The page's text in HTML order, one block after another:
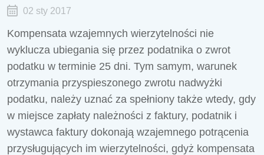
02 sty 2017
Kompensata wzajemnych wierzytelności nie
wyklucza ubiegania się przez podatnika o zwrot
podatku w terminie 25 dni. Tym samym, warunek
otrzymania przyspieszonego zwrotu nadwyżki
podatku, należy uznać za spełniony także wtedy, gdy
w miejsce zapłaty należności z faktury, podatnik i
wystawca faktury dokonają wzajemnego potrącenia
przysługujących im wierzytelności, gdyż kompensata